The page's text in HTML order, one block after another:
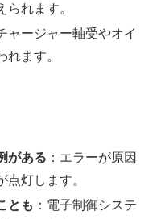
れます。
ャージャー軸受やオイ
れます。
がある ：エラーが原因
灯します。
とも ：電子制御システ